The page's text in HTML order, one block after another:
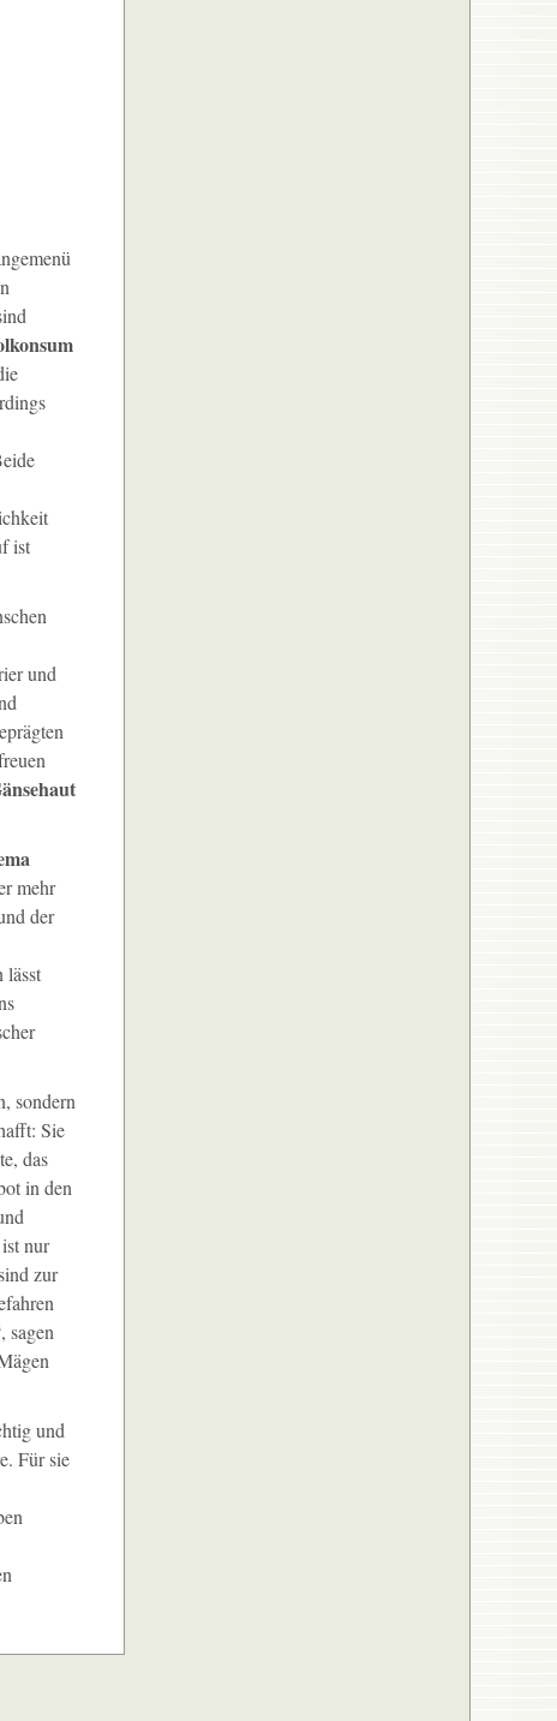
ist
und
mehr
der
lässt
sondern
Sie
das
in den
nur
zur
sagen
und
Für sie